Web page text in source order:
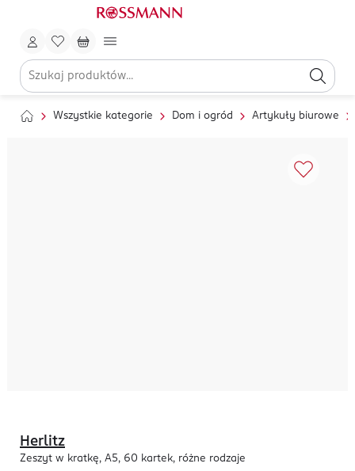
Wszystkie kategorie Dom i ogród Artykuły biurowe
Herlitz
Zeszyt w kratkę, A5, 60 kartek, różne rodzaje